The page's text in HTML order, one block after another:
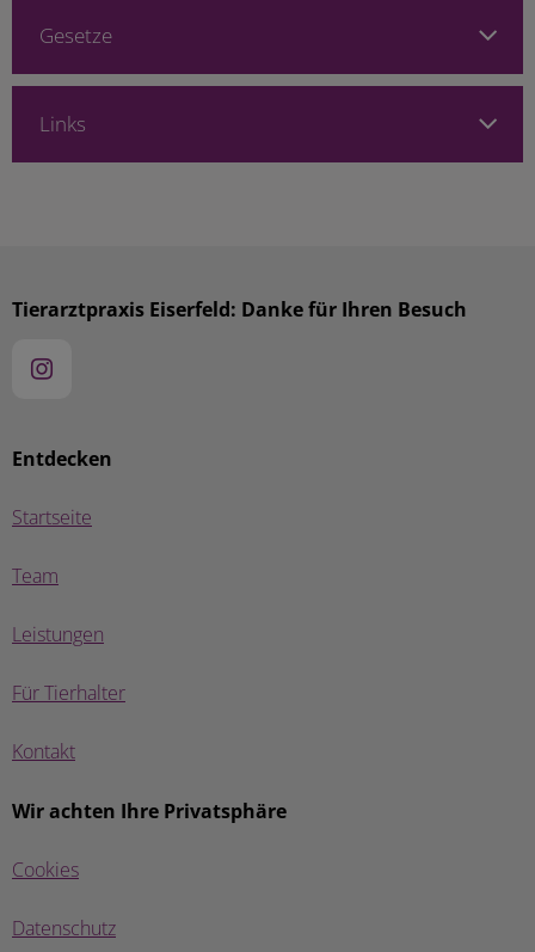
Gesetze
Links
Entdecken
Startseite
Team
Leistungen
Für Tierhalter
Kontakt
Wir achten Ihre Privatsphäre
Cookies
Datenschutz
Tierarztpraxis Eiserfeld: Danke für Ihren Besuch